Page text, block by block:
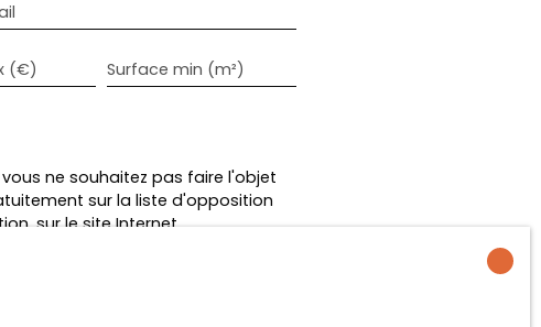
(€) Surface min (m²)
ne souhaitez pas faire l'objet
sur la liste d'opposition
sur le site Internet